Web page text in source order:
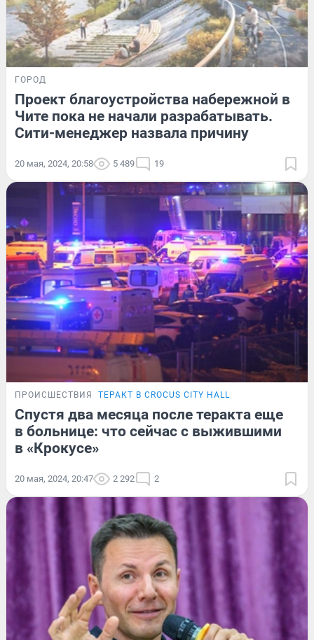
ГОРОД
Проект благоустройства набережной в
Чите пока не начали разрабатывать.
Сити-менеджер назвала причину
20 мая, 2024, 20:58 5 489 19
ПРОИСШЕСТВИЯ ТЕРАКТ В CROCUS CITY HALL
Спустя два месяца после теракта еще
в больнице: что сейчас с выжившими
в «Крокусе»
20 мая, 2024, 20:47 2 292 2